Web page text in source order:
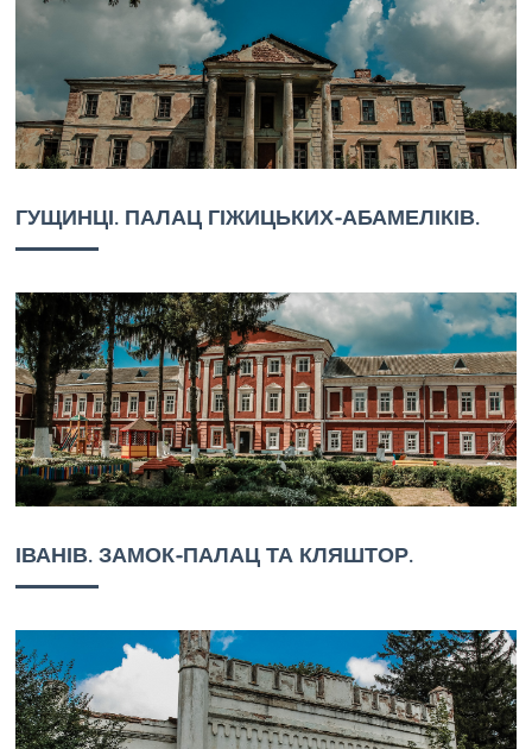
ГУЩИНЦІ. ПАЛАЦ ГІЖИЦЬКИХ-АБАМЕЛІКІВ.
ІВАНІВ. ЗАМОК-ПАЛАЦ ТА КЛЯШТОР.